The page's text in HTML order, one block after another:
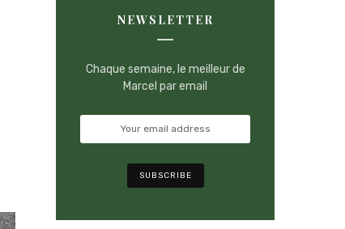
NEWSLETTER
Chaque semaine, le meilleur de
Marcel par email